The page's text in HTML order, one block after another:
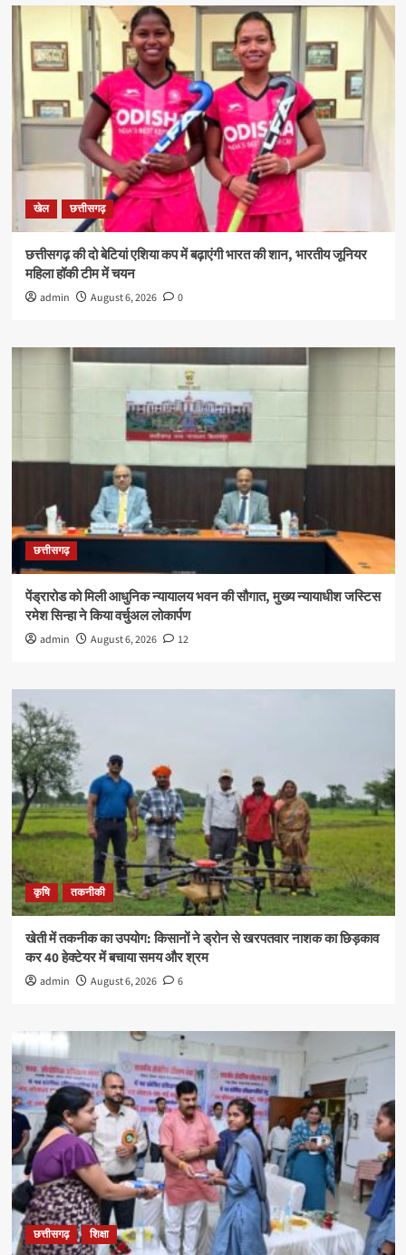
खेल छत्तीसगढ़
छत्तीसगढ़ की दो बेटियां एशिया कप में बढ़ाएंगी भारत की शान, भारतीय जूनियर
महिला हॉकी टीम में चयन
admin August 6, 2026 0
छत्तीसगढ़
पेंड्रारोड को मिली आधुनिक न्यायालय भवन की सौगात, मुख्य न्यायाधीश जस्टिस
रमेश सिन्हा ने किया वर्चुअल लोकार्पण
admin August 6, 2026 12
कृषि तकनीकी
खेती में तकनीक का उपयोग: किसानों ने ड्रोन से खरपतवार नाशक का छिड़काव
कर 40 हेक्टेयर में बचाया समय और श्रम
admin August 6, 2026 6
छत्तीसगढ़ शिक्षा